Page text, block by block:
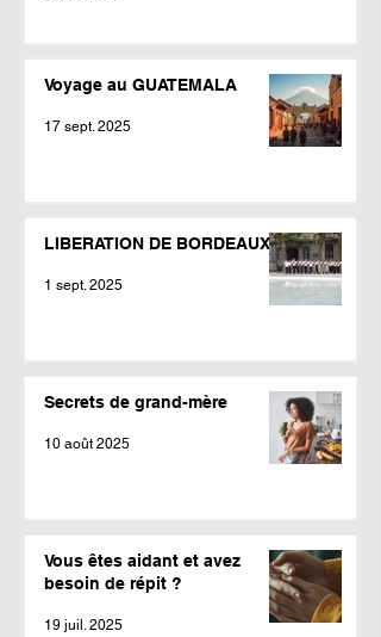
Voyage au GUATEMALA
17 sept. 2025
LIBERATION DE BORDEAUX
1 sept. 2025
Secrets de grand-mère
10 août 2025
Vous êtes aidant et avez
besoin de répit ?
19 juil. 2025